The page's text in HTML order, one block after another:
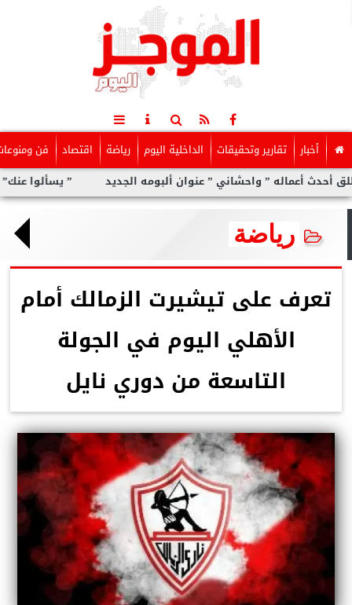
أخبار تقارير وتحقيقات الداخلية اليوم رياضة اقتصاد فن
” يسألوا عنك” أولى ” واحشاني ” عنوان ألبومه الجديد
رياضة
تعرف على تيشيرت الزمالك أمام
الأهلي اليوم في الجولة
التاسعة من دوري نايل